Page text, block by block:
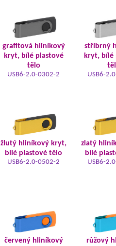
grafitová hliníkový
kryt, bílé plastové
tělo
USB6-2.0-0302-2
stříbrný
kryt, bílé
USB6-
žlutý hliníkový kryt,
bílé plastové tělo
USB6-2.0-0502-2
zlatý
bílé
USB6-
červený hliníkový
růžový